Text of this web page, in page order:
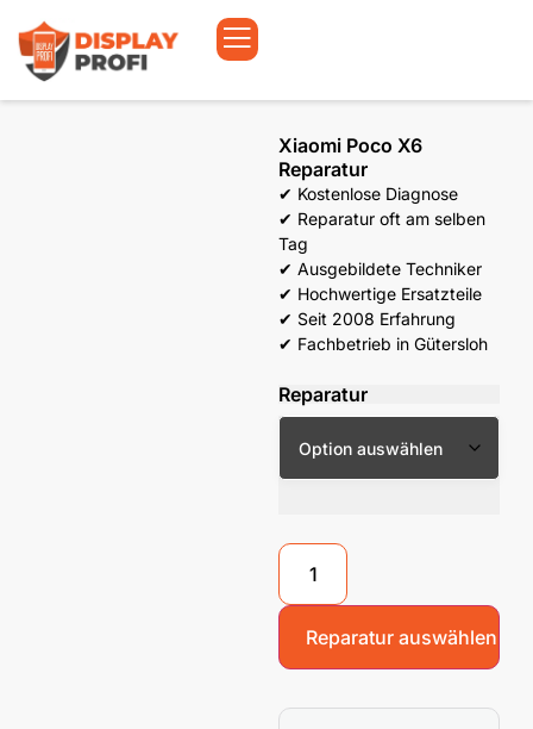
Xiaomi Poco X6
Reparatur
✔ Kostenlose Diagnose
✔ Reparatur oft am selben
Tag
✔ Ausgebildete Techniker
✔ Hochwertige Ersatzteile
✔ Seit 2008 Erfahrung
✔ Fachbetrieb in Gütersloh
Reparatur
Reparatur auswählen